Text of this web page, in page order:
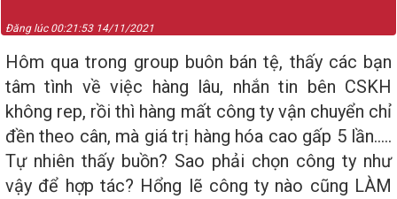
Đăng lúc 00:21:53 14/11/2021
Hôm qua trong group buôn bán tệ, thấy các bạn
tâm tình về việc hàng lâu, nhắn tin bên CSKH
không rep, rồi thì hàng mất công ty vận chuyển chỉ
đền theo cân, mà giá trị hàng hóa cao gấp 5 lần.....
Tự nhiên thấy buồn? Sao phải chọn công ty như
vậy để hợp tác? Hổng lẽ công ty nào cũng LÀM